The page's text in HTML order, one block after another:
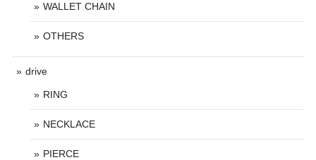
WALLET CHAIN
OTHERS
drive
RING
NECKLACE
PIERCE